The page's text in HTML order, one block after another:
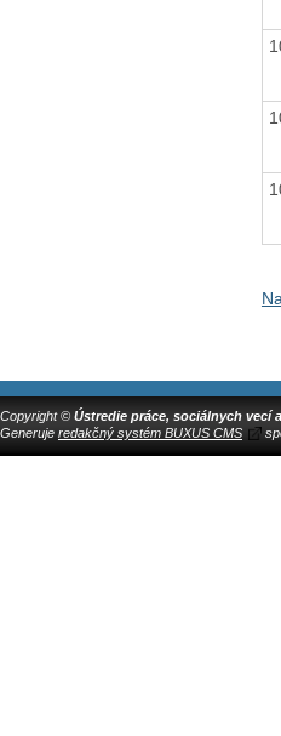
Copyright © Ústredie práce, sociálnych vecí
Generuje redakčný systém BUXUS CMS